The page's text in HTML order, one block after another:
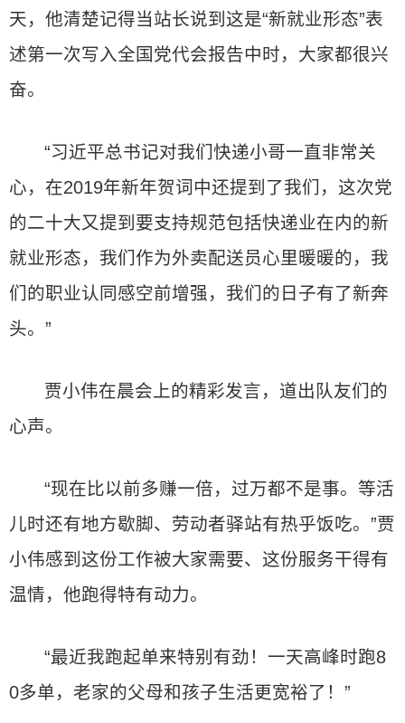
天，他清楚记得当站长说到这是“新就业形态”表
述第一次写入全国党代会报告中时，大家都很兴
奋。
“习近平总书记对我们快递小哥一直非常关
心，在2019年新年贺词中还提到了我们，这次党
的二十大又提到要支持规范包括快递业在内的新
就业形态，我们作为外卖配送员心里暖暖的，我
们的职业认同感空前增强，我们的日子有了新奔
头。”
贾小伟在晨会上的精彩发言，道出队友们的
心声。
“现在比以前多赚一倍，过万都不是事。等活
儿时还有地方歇脚、劳动者驿站有热乎饭吃。”贾
小伟感到这份工作被大家需要、这份服务干得有
温情，他跑得特有动力。
“最近我跑起单来特别有劲！一天高峰时跑8
0多单，老家的父母和孩子生活更宽裕了！”